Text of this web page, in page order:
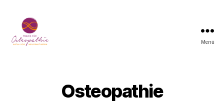
Menü
Osteopathie